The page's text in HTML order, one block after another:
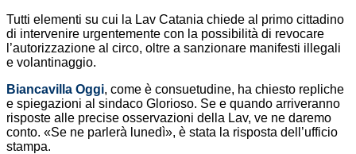
Tutti elementi su cui la Lav Catania chiede al primo cittadino
di intervenire urgentemente con la possibilità di revocare
l’autorizzazione al circo, oltre a sanzionare manifesti illegali
e volantinaggio.
Biancavilla Oggi, come è consuetudine, ha chiesto repliche
e spiegazioni al sindaco Glorioso. Se e quando arriveranno
risposte alle precise osservazioni della Lav, ve ne daremo
conto. «Se ne parlerà lunedì», è stata la risposta dell’ufficio
stampa.